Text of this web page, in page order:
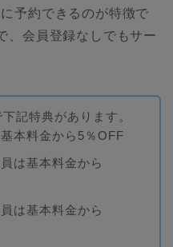
予約できるのが特徴で
、会員登録なしでもサー
記特典があります。
本料金から5％OFF
は基本料金から
は基本料金から